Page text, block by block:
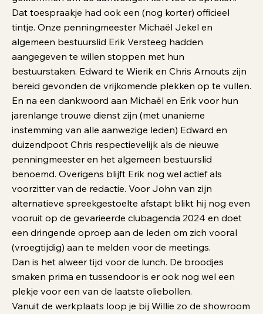
Dat toespraakje had ook een (nog korter) officieel
tintje. Onze penningmeester Michaël Jekel en
algemeen bestuurslid Erik Versteeg hadden
aangegeven te willen stoppen met hun
bestuurstaken. Edward te Wierik en Chris Arnouts zijn
bereid gevonden de vrijkomende plekken op te vullen.
En na een dankwoord aan Michaël en Erik voor hun
jarenlange trouwe dienst zijn (met unanieme
instemming van alle aanwezige leden) Edward en
duizendpoot Chris respectievelijk als de nieuwe
penningmeester en het algemeen bestuurslid
benoemd. Overigens blijft Erik nog wel actief als
voorzitter van de redactie. Voor John van zijn
alternatieve spreekgestoelte afstapt blikt hij nog even
vooruit op de gevarieerde clubagenda 2024 en doet
een dringende oproep aan de leden om zich vooral
(vroegtijdig) aan te melden voor de meetings.
Dan is het alweer tijd voor de lunch. De broodjes
smaken prima en tussendoor is er ook nog wel een
plekje voor een van de laatste oliebollen.
Vanuit de werkplaats loop je bij Willie zo de showroom